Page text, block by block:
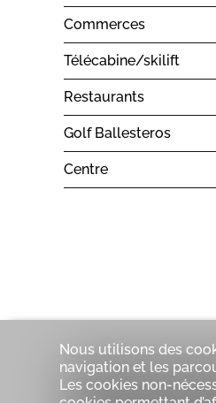
Commerces
Télécabine/skilift
Restaurants
Golf Ballesteros
Centre
Nous utilisons des
navigation et les
Les cookies non-